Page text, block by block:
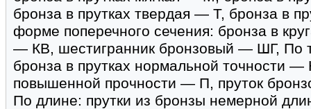
бронза в прутках твердая — Т, бронза в
форме поперечного сечения: бронза в
— КВ, шестигранник бронзовый — ШГ, По
бронза в прутках нормальной точности —
повышенной прочности — П, пруток
По длине: прутки из бронзы немерной